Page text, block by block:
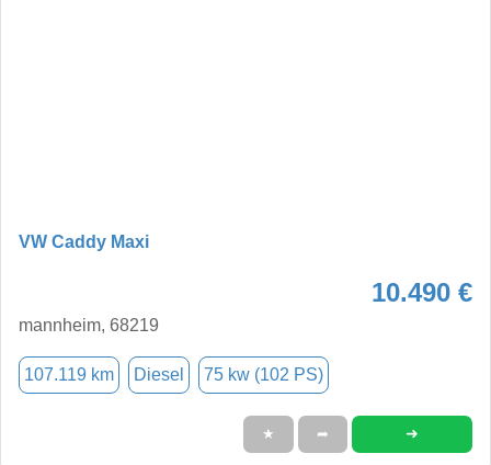
VW Caddy Maxi
10.490 €
mannheim, 68219
107.119 km Diesel 75 kw (102 PS)
★ ➦ ➜